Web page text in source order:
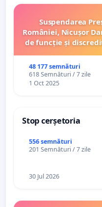
Suspendarea
României, Nicușor
de funcție și
48 177 semnături
618 Semnături / 7 zile
1 Oct 2025
Stop cerșetoria
556 semnături
201 Semnături / 7 zile
30 Jul 2026